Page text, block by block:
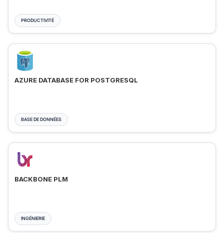
PRODUCTIVITÉ
AZURE DATABASE FOR POSTGRESQL
BASE DE DONNÉES
BACKBONE PLM
INGÉNIERIE